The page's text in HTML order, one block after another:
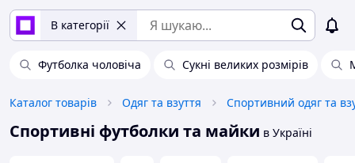
В категорії
Футболка чоловіча Сукні великих розмірів
Каталог товарів Одяг та взуття Спортивний одяг та
Спортивні футболки та майки в Україні